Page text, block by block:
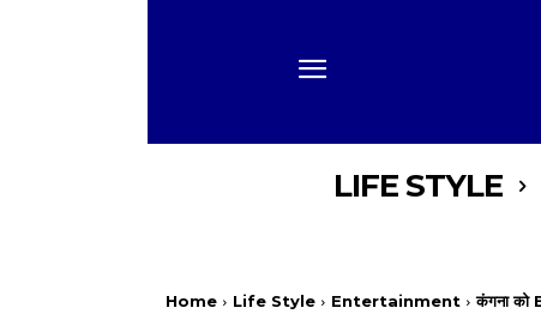
LIFE STYLE
Home Life Style Entertainment कंगना को